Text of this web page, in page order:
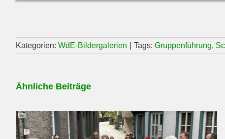
Kategorien: WdE-Bildergalerien Tags: Gruppenführung,
Ähnliche Beiträge